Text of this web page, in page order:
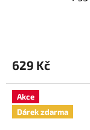
629 Kč
Akce
Dárek zdarma